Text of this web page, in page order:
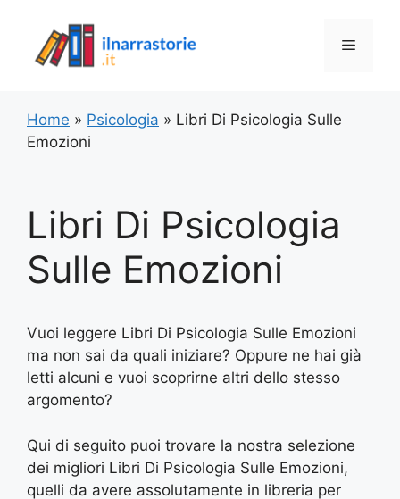
contenuto
Menu
Home » Psicologia » Libri Di Psicologia Sulle
Emozioni
Libri Di Psicologia
Sulle Emozioni
Vuoi leggere Libri Di Psicologia Sulle Emozioni
ma non sai da quali iniziare? Oppure ne hai già
letti alcuni e vuoi scoprirne altri dello stesso
argomento?
Qui di seguito puoi trovare la nostra selezione
dei migliori Libri Di Psicologia Sulle Emozioni,
quelli da avere assolutamente in libreria per